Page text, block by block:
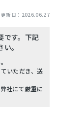
更新日： 2026.06.27
です。下記
。
いただき、送
社にて厳重に